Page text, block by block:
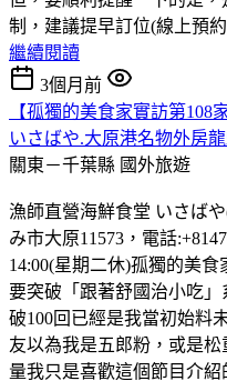
制，建議提早訂位(線上預約
繼續閱讀
3個月前
【孤獨的美食家實訪第108
いさばや.大原港名物外房
關東－千葉縣 國外旅遊
漁師直營海鮮食堂 いさば
み市大原11573，電話
14:00(星期二休)孤獨的美
要突破「跟著舒國治小吃
破100回已經是我當初始料
友以為我是五郎粉，或是
量我只是喜歡這個節目介